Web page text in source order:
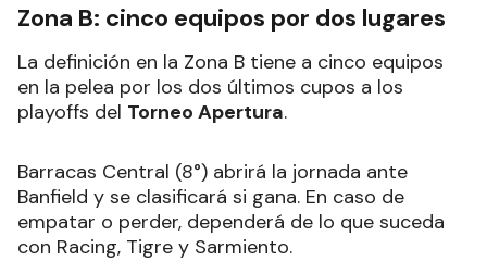
Zona B: cinco equipos por dos lugares
La definición en la Zona B tiene a cinco equipos
en la pelea por los dos últimos cupos a los
playoffs del Torneo Apertura.
Barracas Central (8°) abrirá la jornada ante
Banfield y se clasificará si gana. En caso de
empatar o perder, dependerá de lo que suceda
con Racing, Tigre y Sarmiento.